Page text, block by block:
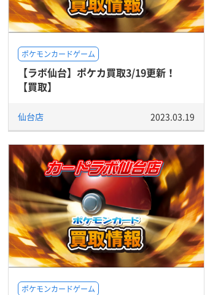
ポケモンカードゲーム
【ラボ仙台】ポケカ買取3/19更新！
【買取】
仙台店 2023.03.19
ポケモンカードゲーム